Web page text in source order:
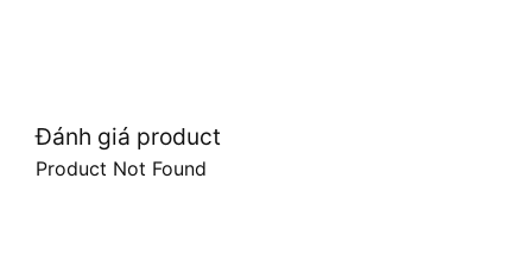
Đánh giá product
Product Not Found